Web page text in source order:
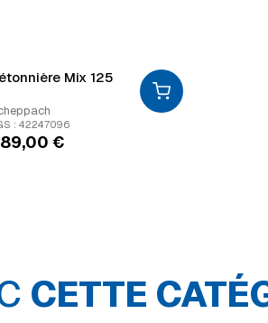
Mix 125
: 42247096
€
CETTEÉchelle &